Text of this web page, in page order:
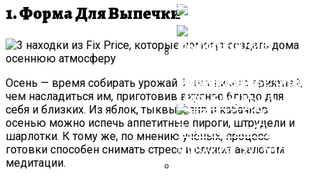
Кирпич Из Бетона:
Преимущества И
Применение
Материала
Резиновые
Для Крыльца
Movie Trailer Style
Video Ads
1. Форма Для Выпечки
Осень — время собирать урожай. И нет ничего приятней,
чем насладиться им, приготовив вкусное блюдо для
себя и близких. Из яблок, тыквы, слив и кабачков
осенью можно испечь аппетитные пироги, штрудели и
шарлотки. К тому же, по мнению учёных, процесс
готовки способен снимать стресс и служит аналогом
медитации.